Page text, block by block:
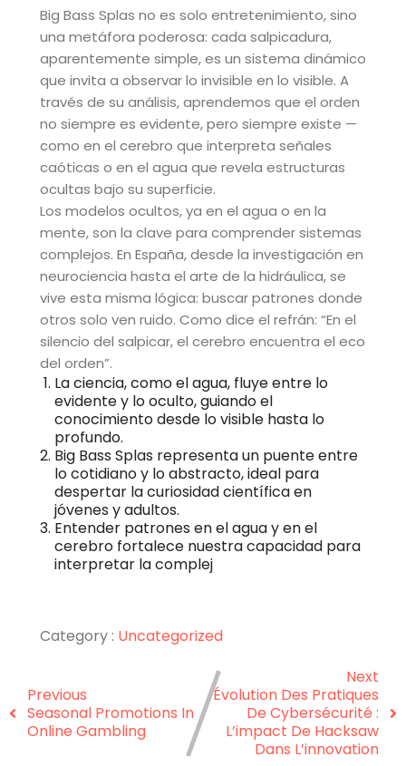
Big Bass Splas no es solo entretenimiento, sino
una metáfora poderosa: cada salpicadura,
aparentemente simple, es un sistema dinámico
que invita a observar lo invisible en lo visible. A
través de su análisis, aprendemos que el orden
no siempre es evidente, pero siempre existe —
como en el cerebro que interpreta señales
caóticas o en el agua que revela estructuras
ocultas bajo su superficie.
Los modelos ocultos, ya en el agua o en la
mente, son la clave para comprender sistemas
complejos. En España, desde la investigación en
neurociencia hasta el arte de la hidráulica, se
vive esta misma lógica: buscar patrones donde
otros solo ven ruido. Como dice el refrán: “En el
silencio del salpicar, el cerebro encuentra el eco
del orden”.
La ciencia, como el agua, fluye entre lo
evidente y lo oculto, guiando el
conocimiento desde lo visible hasta lo
profundo.
Big Bass Splas representa un puente entre
lo cotidiano y lo abstracto, ideal para
despertar la curiosidad científica en
jóvenes y adultos.
Entender patrones en el agua y en el
cerebro fortalece nuestra capacidad para
interpretar la complej
Category : Uncategorized
Previous
Seasonal Promotions In
Online Gambling
Next
Évolution Des Pratiques
De Cybersécurité :
L’impact De Hacksaw
Dans L’innovation